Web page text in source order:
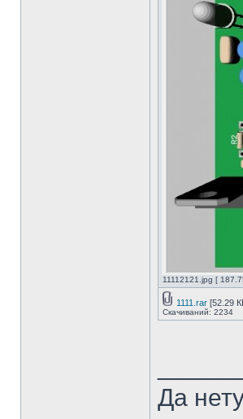
11112121.jpg [
1111.rar [52.29
Скачиваний: 2234
Да